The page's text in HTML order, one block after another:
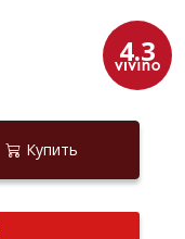
4.3
Купить